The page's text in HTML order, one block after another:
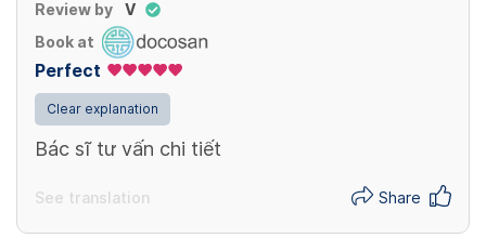
Review by
V
Book at
Perfect
Clear explanation
Bác sĩ tư vấn chi tiết
See translation Share